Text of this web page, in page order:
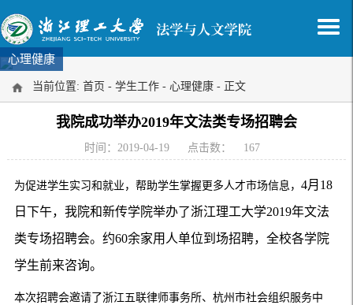
心理健康
当前位置: 首页 - 学生工作 - 心理健康 - 正文
我院成功举办2019年文法类专场招聘会
时间：2019-04-19 点击数： 167
为促进学生实习和就业，帮助学生掌握更多人才市场信息， 4月18
日下午，我院和新传学院举办了浙江理工大学2019年文法
类专场招聘会。约60余家用人单位到场招聘，全校各学院
学生前来咨询。
本次招聘会邀请了浙江五联律师事务所、杭州市社会组织服务中